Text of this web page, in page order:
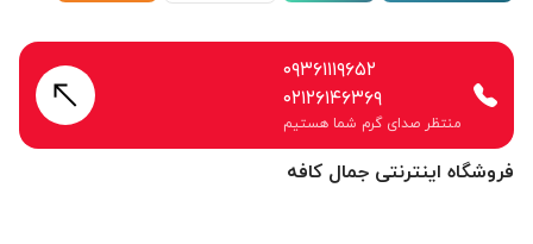
فروشگاه اینترنتی جمال کافه
۰۹۳۶۱۱۱۹۶۵۲
۰۲۱۲۶۱۴۶۳۶۹
منتظر صدای گرم شما هستیم